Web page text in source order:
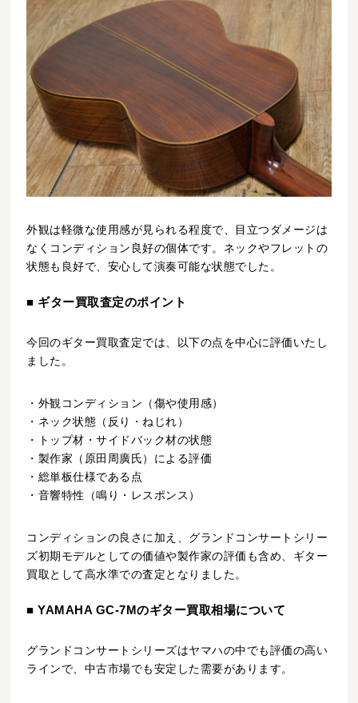
外観は軽微な使用感が見られる程度で、目立つダメージは
なくコンディション良好の個体です。ネックやフレットの
状態も良好で、安心して演奏可能な状態でした。
■ ギター買取査定のポイント
今回のギター買取査定では、以下の点を中心に評価いたし
ました。
・外観コンディション（傷や使用感）
・ネック状態（反り・ねじれ）
・トップ材・サイドバック材の状態
・製作家（原田周廣氏）による評価
・総単板仕様である点
・音響特性（鳴り・レスポンス）
コンディションの良さに加え、グランドコンサートシリー
ズ初期モデルとしての価値や製作家の評価も含め、ギター
買取として高水準での査定となりました。
■ YAMAHA GC-7Mのギター買取相場について
グランドコンサートシリーズはヤマハの中でも評価の高い
ラインで、中古市場でも安定した需要があります。